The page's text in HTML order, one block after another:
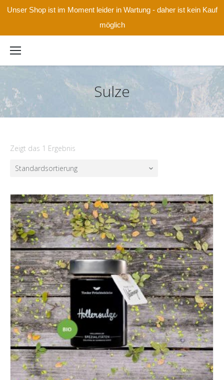
Unser Shop ist im Moment leider in Wartung - daher ist kein Kauf
möglich
Sulze
Zeigt das 1 Ergebnis
Standardsortierung